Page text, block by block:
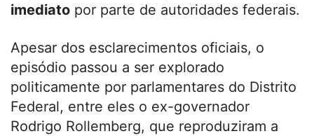
imediato por parte de autoridades federais.
Apesar dos esclarecimentos oficiais, o
episódio passou a ser explorado
politicamente por parlamentares do Distrito
Federal, entre eles o ex-governador
Rodrigo Rollemberg, que reproduziram a